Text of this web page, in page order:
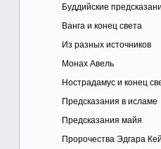
Буддийские
Ванга и конец света
Из разных источников
Монах Авель
Нострадамус и конец
Предсказания в исламе
Предсказания майя
Пророчества Эдгара